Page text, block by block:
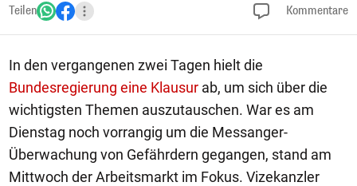
Teilen Kommentare
In den vergangenen zwei Tagen hielt die
Bundesregierung eine Klausur ab, um sich über die
wichtigsten Themen auszutauschen. War es am
Dienstag noch vorrangig um die Messanger-
Überwachung von Gefährdern gegangen, stand am
Mittwoch der Arbeitsmarkt im Fokus. Vizekanzler